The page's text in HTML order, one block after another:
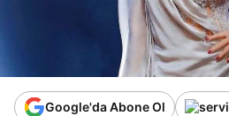
Google'da Abone Ol